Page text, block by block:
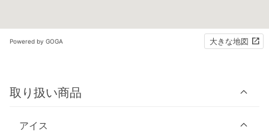
Powered by GOGA 大きな地図
取り扱い商品
アイス